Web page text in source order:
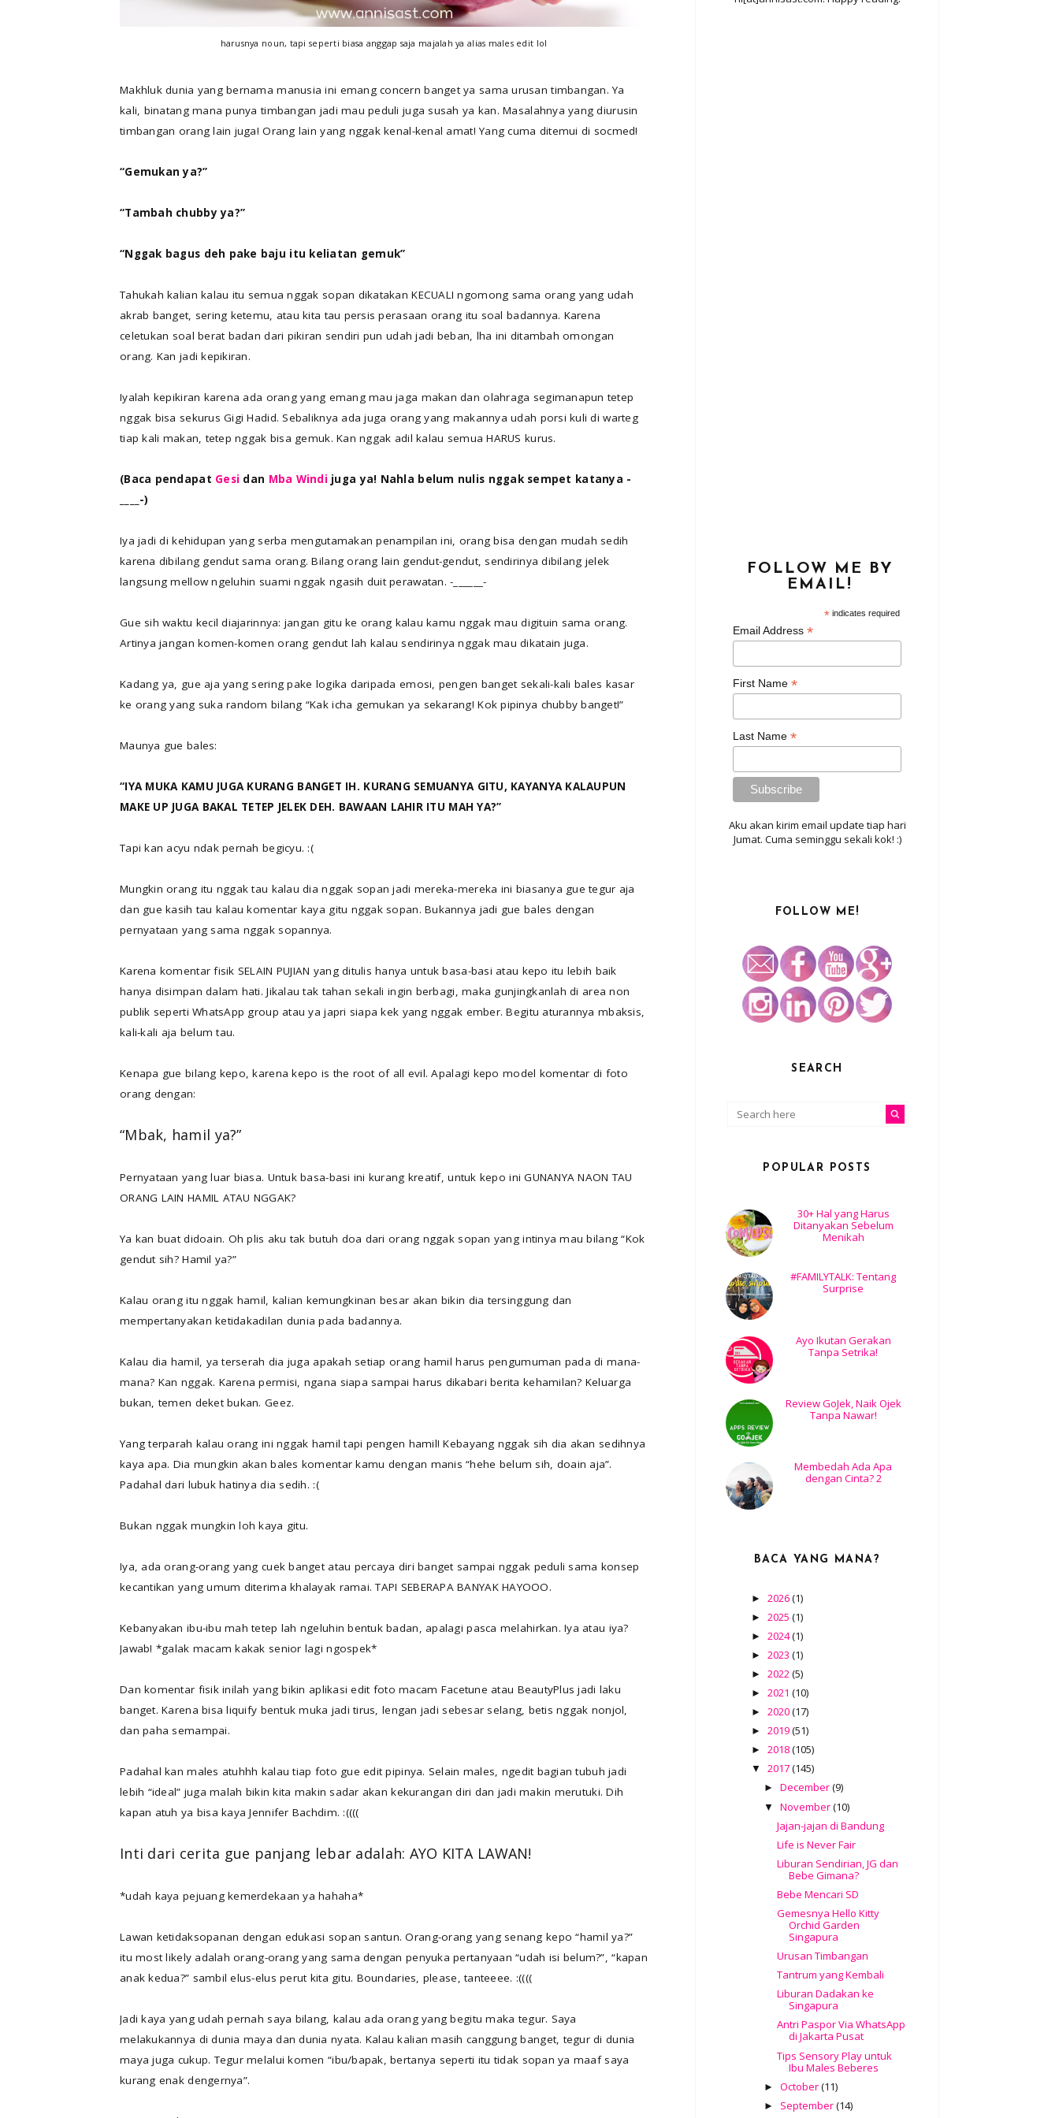
harusnya noun, tapi seperti biasa anggap saja majalah ya alias males edit lol
Makhluk dunia yang bernama manusia ini emang concern banget ya sama urusan timbangan. Ya
kali, binatang mana punya timbangan jadi mau peduli juga susah ya kan. Masalahnya yang diurusin
timbangan orang lain juga! Orang lain yang nggak kenal-kenal amat! Yang cuma ditemui di socmed!
“Gemukan ya?”
“Tambah chubby ya?”
“Nggak bagus deh pake baju itu keliatan gemuk”
Tahukah kalian kalau itu semua nggak sopan dikatakan KECUALI ngomong sama orang yang udah
akrab banget, sering ketemu, atau kita tau persis perasaan orang itu soal badannya. Karena
celetukan soal berat badan dari pikiran sendiri pun udah jadi beban, lha ini ditambah omongan
orang. Kan jadi kepikiran.
Iyalah kepikiran karena ada orang yang emang mau jaga makan dan olahraga segimanapun tetep
nggak bisa sekurus Gigi Hadid. Sebaliknya ada juga orang yang makannya udah porsi kuli di warteg
tiap kali makan, tetep nggak bisa gemuk. Kan nggak adil kalau semua HARUS kurus.
(Baca pendapat Gesi dan Mba Windi juga ya! Nahla belum nulis nggak sempet katanya -
____-)
Iya jadi di kehidupan yang serba mengutamakan penampilan ini, orang bisa dengan mudah sedih
karena dibilang gendut sama orang. Bilang orang lain gendut-gendut, sendirinya dibilang jelek
langsung mellow ngeluhin suami nggak ngasih duit perawatan. -______-
Gue sih waktu kecil diajarinnya: jangan gitu ke orang kalau kamu nggak mau digituin sama orang.
Artinya jangan komen-komen orang gendut lah kalau sendirinya nggak mau dikatain juga.
Kadang ya, gue aja yang sering pake logika daripada emosi, pengen banget sekali-kali bales kasar
ke orang yang suka random bilang “Kak icha gemukan ya sekarang! Kok pipinya chubby banget!”
Maunya gue bales:
“IYA MUKA KAMU JUGA KURANG BANGET IH. KURANG SEMUANYA GITU, KAYANYA KALAUPUN
MAKE UP JUGA BAKAL TETEP JELEK DEH. BAWAAN LAHIR ITU MAH YA?”
Tapi kan acyu ndak pernah begicyu. :(
Mungkin orang itu nggak tau kalau dia nggak sopan jadi mereka-mereka ini biasanya gue tegur aja
dan gue kasih tau kalau komentar kaya gitu nggak sopan. Bukannya jadi gue bales dengan
pernyataan yang sama nggak sopannya.
Karena komentar fisik SELAIN PUJIAN yang ditulis hanya untuk basa-basi atau kepo itu lebih baik
hanya disimpan dalam hati. Jikalau tak tahan sekali ingin berbagi, maka gunjingkanlah di area non
publik seperti WhatsApp group atau ya japri siapa kek yang nggak ember. Begitu aturannya mbaksis,
kali-kali aja belum tau.
Kenapa gue bilang kepo, karena kepo is the root of all evil. Apalagi kepo model komentar di foto
orang dengan:
“Mbak, hamil ya?”
Pernyataan yang luar biasa. Untuk basa-basi ini kurang kreatif, untuk kepo ini GUNANYA NAON TAU
ORANG LAIN HAMIL ATAU NGGAK?
Ya kan buat didoain. Oh plis aku tak butuh doa dari orang nggak sopan yang intinya mau bilang “Kok
gendut sih? Hamil ya?”
Kalau orang itu nggak hamil, kalian kemungkinan besar akan bikin dia tersinggung dan
mempertanyakan ketidakadilan dunia pada badannya.
Kalau dia hamil, ya terserah dia juga apakah setiap orang hamil harus pengumuman pada di mana-
mana? Kan nggak. Karena permisi, ngana siapa sampai harus dikabari berita kehamilan? Keluarga
bukan, temen deket bukan. Geez.
Yang terparah kalau orang ini nggak hamil tapi pengen hamil! Kebayang nggak sih dia akan sedihnya
kaya apa. Dia mungkin akan bales komentar kamu dengan manis “hehe belum sih, doain aja”.
Padahal dari lubuk hatinya dia sedih. :(
Bukan nggak mungkin loh kaya gitu.
Iya, ada orang-orang yang cuek banget atau percaya diri banget sampai nggak peduli sama konsep
kecantikan yang umum diterima khalayak ramai. TAPI SEBERAPA BANYAK HAYOOO.
Kebanyakan ibu-ibu mah tetep lah ngeluhin bentuk badan, apalagi pasca melahirkan. Iya atau iya?
Jawab! *galak macam kakak senior lagi ngospek*
Dan komentar fisik inilah yang bikin aplikasi edit foto macam Facetune atau BeautyPlus jadi laku
banget. Karena bisa liquify bentuk muka jadi tirus, lengan jadi sebesar selang, betis nggak nonjol,
dan paha semampai.
Padahal kan males atuhhh kalau tiap foto gue edit pipinya. Selain males, ngedit bagian tubuh jadi
lebih “ideal” juga malah bikin kita makin sadar akan kekurangan diri dan jadi makin merutuki. Dih
kapan atuh ya bisa kaya Jennifer Bachdim. :((((
Inti dari cerita gue panjang lebar adalah: AYO KITA LAWAN!
*udah kaya pejuang kemerdekaan ya hahaha*
Lawan ketidaksopanan dengan edukasi sopan santun. Orang-orang yang senang kepo “hamil ya?”
itu most likely adalah orang-orang yang sama dengan penyuka pertanyaan “udah isi belum?”, “kapan
anak kedua?” sambil elus-elus perut kita gitu. Boundaries, please, tanteeee. :((((
Jadi kaya yang udah pernah saya bilang, kalau ada orang yang begitu maka tegur. Saya
melakukannya di dunia maya dan dunia nyata. Kalau kalian masih canggung banget, tegur di dunia
maya juga cukup. Tegur melalui komen “ibu/bapak, bertanya seperti itu tidak sopan ya maaf saya
kurang enak dengernya”.
FOLLOW ME BY
EMAIL!
* indicates required
Email Address *
First Name *
Last Name *
Aku akan kirim email update tiap hari
Jumat. Cuma seminggu sekali kok! :)
FOLLOW ME!
SEARCH
POPULAR POSTS
30+ Hal yang Harus
Ditanyakan Sebelum
Menikah
#FAMILYTALK: Tentang
Surprise
Ayo Ikutan Gerakan
Tanpa Setrika!
Review GoJek, Naik Ojek
Tanpa Nawar!
Membedah Ada Apa
dengan Cinta? 2
BACA YANG MANA?
►2026(1)
►2025(1)
►2024(1)
►2023(1)
►2022(5)
►2021(10)
►2020(17)
►2019(51)
►2018(105)
▼2017(145)
► December(9)
▼ November(10)
Jajan-jajan di Bandung
Life is Never Fair
Liburan Sendirian, JG dan
Bebe Gimana?
Bebe Mencari SD
Gemesnya Hello Kitty
Orchid Garden
Singapura
Urusan Timbangan
Tantrum yang Kembali
Liburan Dadakan ke
Singapura
Antri Paspor Via WhatsApp
di Jakarta Pusat
Tips Sensory Play untuk
Ibu Males Beberes
► October(11)
► September(14)